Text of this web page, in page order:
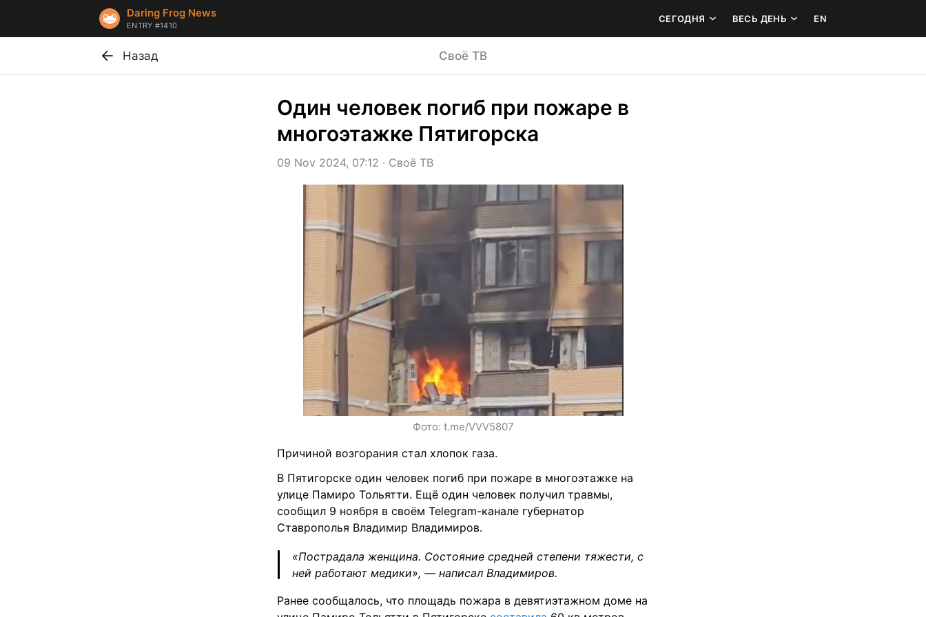
Daring Frog News
ENTRY #1410
СЕГОДНЯ ВЕСЬ ДЕНЬ EN
Назад Своё ТВ
Один человек погиб при пожаре в
многоэтажке Пятигорска
09 Nov 2024, 07:12 · Своё ТВ
Фото: t.me/VVV5807
Причиной возгорания стал хлопок газа.
В Пятигорске один человек погиб при пожаре в многоэтажке на
улице Памиро Тольятти. Ещё один человек получил травмы,
сообщил 9 ноября в своём Telegram-канале губернатор
Ставрополья Владимир Владимиров.
«Пострадала женщина. Состояние средней степени тяжести, с
ней работают медики», — написал Владимиров.
Ранее сообщалось, что площадь пожара в девятиэтажном доме на